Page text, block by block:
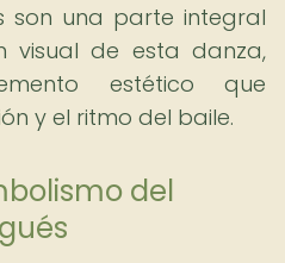
son una parte integral
visual de esta danza,
estético que
y el ritmo del baile.
del